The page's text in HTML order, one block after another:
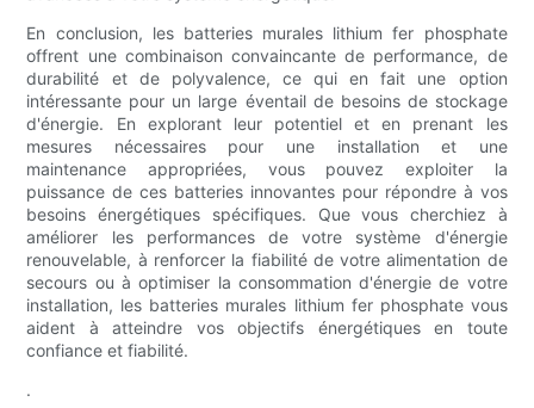
En conclusion, les batteries murales lithium fer phosphate
offrent une combinaison convaincante de performance, de
durabilité et de polyvalence, ce qui en fait une option
intéressante pour un large éventail de besoins de stockage
d'énergie. En explorant leur potentiel et en prenant les
mesures nécessaires pour une installation et une
maintenance appropriées, vous pouvez exploiter la
puissance de ces batteries innovantes pour répondre à vos
besoins énergétiques spécifiques. Que vous cherchiez à
améliorer les performances de votre système d'énergie
renouvelable, à renforcer la fiabilité de votre alimentation de
secours ou à optimiser la consommation d'énergie de votre
installation, les batteries murales lithium fer phosphate vous
aident à atteindre vos objectifs énergétiques en toute
confiance et fiabilité.
.